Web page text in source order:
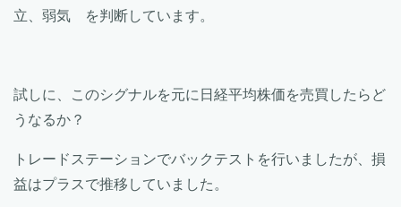
立、弱気 を判断しています。
試しに、このシグナルを元に日経平均株価を売買したらど
うなるか？
トレードステーションでバックテストを行いましたが、損
益はプラスで推移していました。